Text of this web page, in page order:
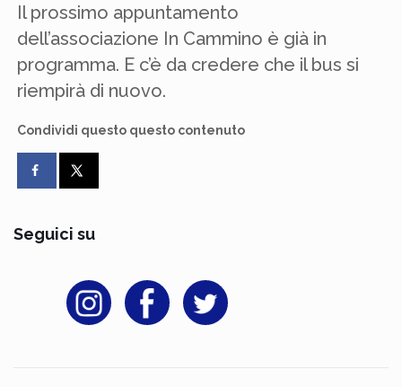
Il prossimo appuntamento
dell’associazione In Cammino è già in
programma. E c’è da credere che il bus si
riempirà di nuovo.
Condividi questo questo contenuto
Seguici su